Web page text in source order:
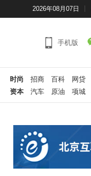
2026年08月07日
手机版
时尚 招商 百科
网贷
资本
汽车 原油 项城